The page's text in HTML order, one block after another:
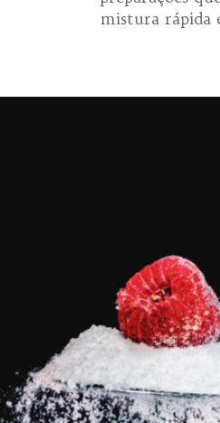
mistura rápida